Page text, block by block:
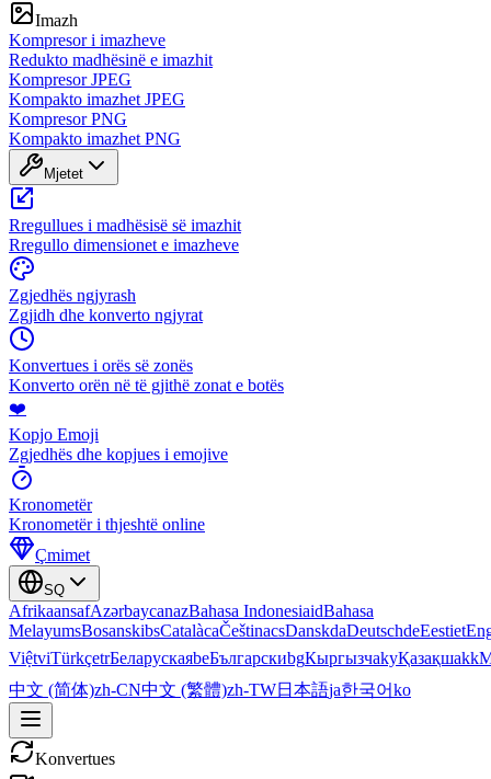
Imazh
Kompresor i imazheve
Redukto madhësinë e imazhit
Kompresor JPEG
Kompakto imazhet JPEG
Kompresor PNG
Kompakto imazhet PNG
Mjetet
Rregullues i madhësisë së imazhit
Rregullo dimensionet e imazheve
Zgjedhës ngjyrash
Zgjidh dhe konverto ngjyrat
Konvertues i orës së zonës
Konverto orën në të gjithë zonat e botës
❤️
Kopjo Emoji
Zgjedhës dhe kopjues i emojive
Kronometër
Kronometër i thjeshtë online
Çmimet
SQ
AfrikaansafAzərbaycanazBahasa IndonesiaidBahasa
MelayumsBosanskibsCatalàcaČeštinacsDanskdaDeutschdeEestiet
ViệtviTürkçetrБеларускаяbeБългарскиbgКыргызчаkyҚазақшаkk
中文 (简体)zh-CN中文 (繁體)zh-TW日本語ja한국어ko
Konvertues